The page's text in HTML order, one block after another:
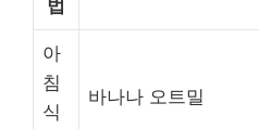
법
아
침
식
바나나 오트밀